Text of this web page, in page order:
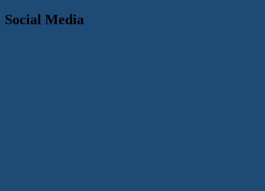
Social Media